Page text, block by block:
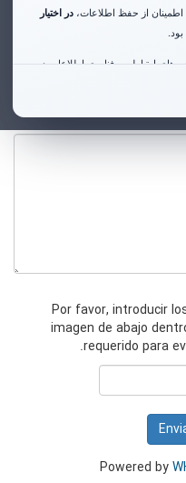
اطمینان از حفظ اطلاعات،در اختیار
ارتباطی و فناوری اطلاعات در
کسب‌وکارهای آنلاین ضروری
Por favor, introducir
imagen de abajo
requerido para
Powered by